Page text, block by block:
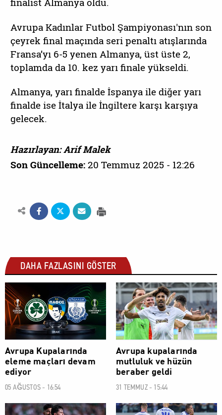
Avrupa Kadınlar Futbol Şampiyonası'nın son
çeyrek final maçında seri penaltı atışlarında
Fransa’yı 6-5 yenen Almanya, üst üste 2,
toplamda da 10. kez yarı finale yükseldi.
Almanya, yarı finalde İspanya ile diğer yarı
finalde ise İtalya ile İngiltere karşı karşıya
gelecek.
Hazırlayan: Arif Malek
Son Güncelleme:20 Temmuz 2025 - 12:26
DAHA FAZLASINI GÖSTER
SPOR
Avrupa Kupalarında
eleme maçları devam
ediyor
05 AĞUSTOS - 16:54
SPOR
Avrupa kupalarında
mutluluk ve hüzün
beraber geldi
31 TEMMUZ - 15:44
SPOR SPOR